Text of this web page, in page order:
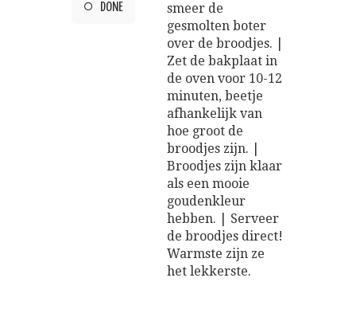
DONE
smeer de
gesmolten boter
over de broodjes. |
Zet de bakplaat in
de oven voor 10-12
minuten, beetje
afhankelijk van
hoe groot de
broodjes zijn. |
Broodjes zijn klaar
als een mooie
goudenkleur
hebben. | Serveer
de broodjes direct!
Warmste zijn ze
het lekkerste.